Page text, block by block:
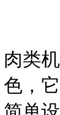
肉类
色，